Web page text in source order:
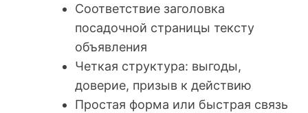
Соответствие заголовка
посадочной страницы тексту
объявления
Четкая структура: выгоды,
доверие, призыв к действию
Простая форма или быстрая связь